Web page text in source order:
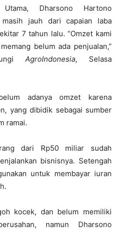
Dharsono Hartono
masih jauh dari capaian laba
7 tahun lalu. “Omzet kami
belum ada penjualan,”
AgroIndonesia, Selasa
adanya omzet karena
yang dibidik sebagai sumber
ramai.
dari Rp50 miliar sudah
bisnisnya. Setengah
untuk membayar iuran
kocek, dan belum memiliki
namun Dharsono